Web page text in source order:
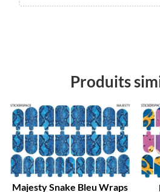
Produits
Promo !
Majesty Snake Bleu Wraps